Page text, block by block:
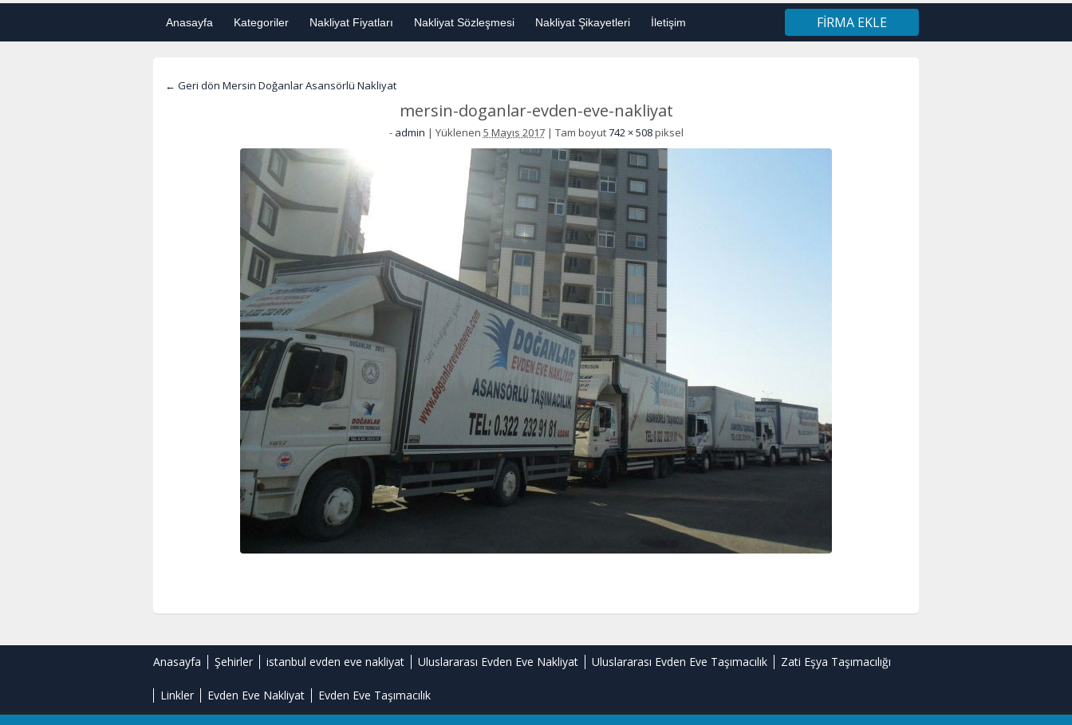
Anasayfa Kategoriler Nakliyat Fiyatları Nakliyat Sözleşmesi Nakliyat Şikayetleri İletişim FIRMA EKLE
← Geri dön Mersin Doğanlar Asansörlü Nakliyat
mersin-doganlar-evden-eve-nakliyat
- admin | Yüklenen 5 Mayıs 2017 | Tam boyut742 × 508piksel
Anasayfa Şehirler istanbul evden eve nakliyat Uluslararası Evden Eve Nakliyat Uluslararası Evden Eve Taşımacılık Zati Eşya Taşımacılığı
Linkler Evden Eve Nakliyat Evden Eve Taşımacılık